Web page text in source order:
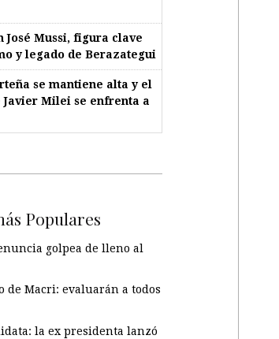
José Mussi, figura clave
y legado de Berazategui
se mantiene alta y el
Javier Milei se enfrenta a
Populares
golpea de lleno al
de Macri: evaluarán a todos
la ex presidenta lanzó